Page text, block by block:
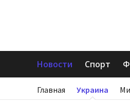
Новости Спорт
Главная Украина